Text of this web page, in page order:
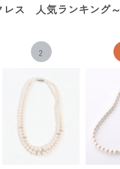
レス 人気ランキング～
2